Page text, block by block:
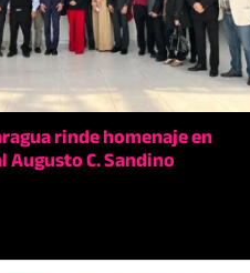
rinde homenaje en
Augusto C. Sandino